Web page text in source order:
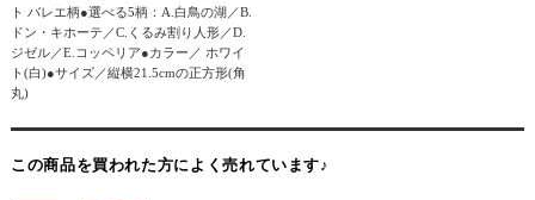
ト バレエ柄●選べる5柄：A.白鳥の湖／B.
ドン・キホーテ／C.くるみ割り人形／D.
ジゼル／E.コッペリア●カラー／ ホワイ
ト(白)●サイズ／縦横21.5cmの正方形(角
丸)
この商品を買われた方によく売れています♪